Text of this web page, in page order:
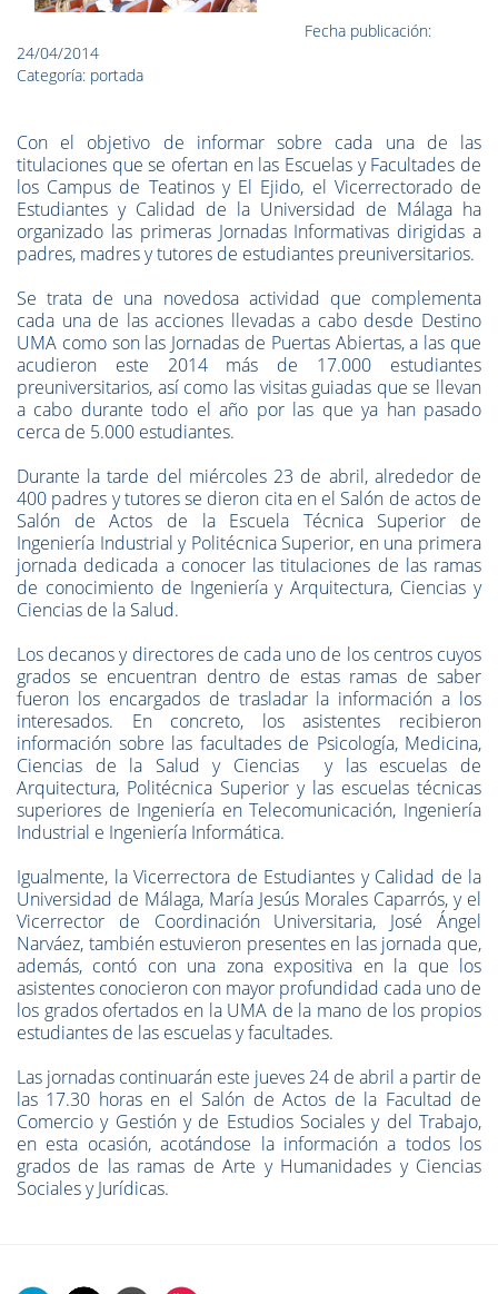
Fecha publicación:
24/04/2014
Categoría: portada
Con el objetivo de informar sobre cada una de las
titulaciones que se ofertan en las Escuelas y Facultades de
los Campus de Teatinos y El Ejido, el Vicerrectorado de
Estudiantes y Calidad de la Universidad de Málaga ha
organizado las primeras Jornadas Informativas dirigidas a
padres, madres y tutores de estudiantes preuniversitarios.
Se trata de una novedosa actividad que complementa
cada una de las acciones llevadas a cabo desde Destino
UMA como son las Jornadas de Puertas Abiertas, a las que
acudieron este 2014 más de 17.000 estudiantes
preuniversitarios, así como las visitas guiadas que se llevan
a cabo durante todo el año por las que ya han pasado
cerca de 5.000 estudiantes.
Durante la tarde del miércoles 23 de abril, alrededor de
400 padres y tutores se dieron cita en el Salón de actos de
Salón de Actos de la Escuela Técnica Superior de
Ingeniería Industrial y Politécnica Superior, en una primera
jornada dedicada a conocer las titulaciones de las ramas
de conocimiento de Ingeniería y Arquitectura, Ciencias y
Ciencias de la Salud.
Los decanos y directores de cada uno de los centros cuyos
grados se encuentran dentro de estas ramas de saber
fueron los encargados de trasladar la información a los
interesados. En concreto, los asistentes recibieron
información sobre las facultades de Psicología, Medicina,
Ciencias de la Salud y Ciencias y las escuelas de
Arquitectura, Politécnica Superior y las escuelas técnicas
superiores de Ingeniería en Telecomunicación, Ingeniería
Industrial e Ingeniería Informática.
Igualmente, la Vicerrectora de Estudiantes y Calidad de la
Universidad de Málaga, María Jesús Morales Caparrós, y el
Vicerrector de Coordinación Universitaria, José Ángel
Narváez, también estuvieron presentes en las jornada que,
además, contó con una zona expositiva en la que los
asistentes conocieron con mayor profundidad cada uno de
los grados ofertados en la UMA de la mano de los propios
estudiantes de las escuelas y facultades.
Las jornadas continuarán este jueves 24 de abril a partir de
las 17.30 horas en el Salón de Actos de la Facultad de
Comercio y Gestión y de Estudios Sociales y del Trabajo,
en esta ocasión, acotándose la información a todos los
grados de las ramas de Arte y Humanidades y Ciencias
Sociales y Jurídicas.